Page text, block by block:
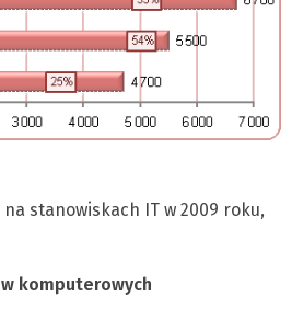
stanowiskach IT w 2009 roku,
komputerowych